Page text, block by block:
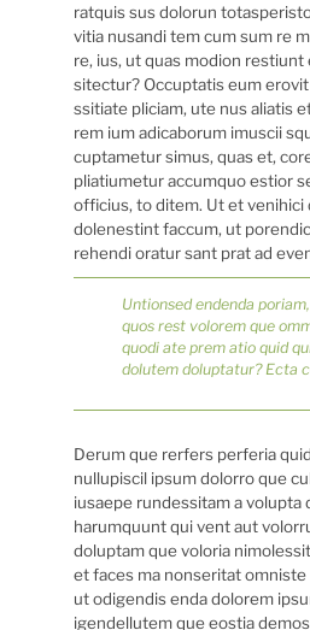
ratquis sus dolorun
vitia nusandi tem cum sum re
re, ius, ut quas modion restiunt
sitectur? Occuptatis eum
ssitiate pliciam, ute nus aliatis
rem ium adicaborum imuscii
cuptametur simus, quas et,
pliatiumetur accumquo estior
officius, to ditem. Ut et venihici
dolenestint faccum, ut
rehendi oratur sant prat ad
Untionsed endenda
quos rest volorem que
quodi ate prem atio quid
dolutem doluptatur? Ecta
Derum que rerfers perferia
nullupiscil ipsum dolorro que
iusaepe rundessitam a volupta
harumquunt qui vent aut
doluptam que voloria
et faces ma nonseritat
ut odigendis enda dolorem
igendellutem que eostia